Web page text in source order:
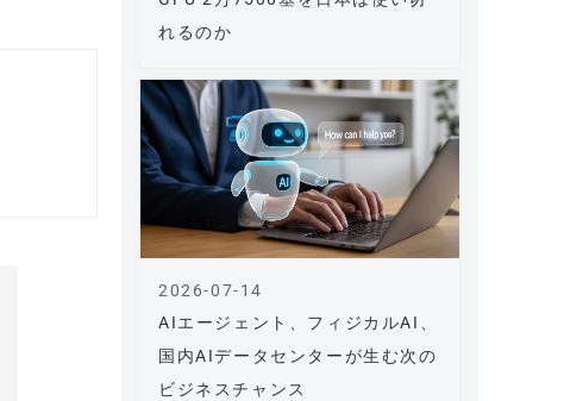
れるのか
AIエージェント、フィジカルAI、
国内AIデータセンターが生む次の
ビジネスチャンス
2026-07-14